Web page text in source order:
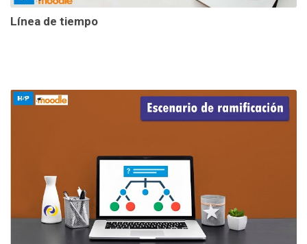
Línea de tiempo